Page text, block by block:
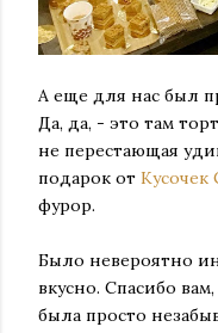
А еще для нас был
Да, да, - это там
не перестающая
подарок от Кусочек
фурор.
Было невероятно
вкусно. Спасибо
была просто